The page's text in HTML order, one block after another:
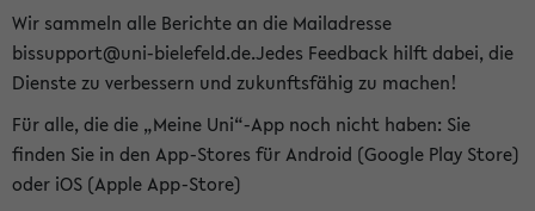
Wir sammeln alle Berichte an die Mailadresse
bissupport@uni-bielefeld.de.Jedes Feedback hilft dabei, die
Dienste zu verbessern und zukunftsfähig zu machen!
Für alle, die die „Meine Uni“-App noch nicht haben: Sie
finden Sie in den App-Stores für Android (Google Play Store)
oder iOS (Apple App-Store)